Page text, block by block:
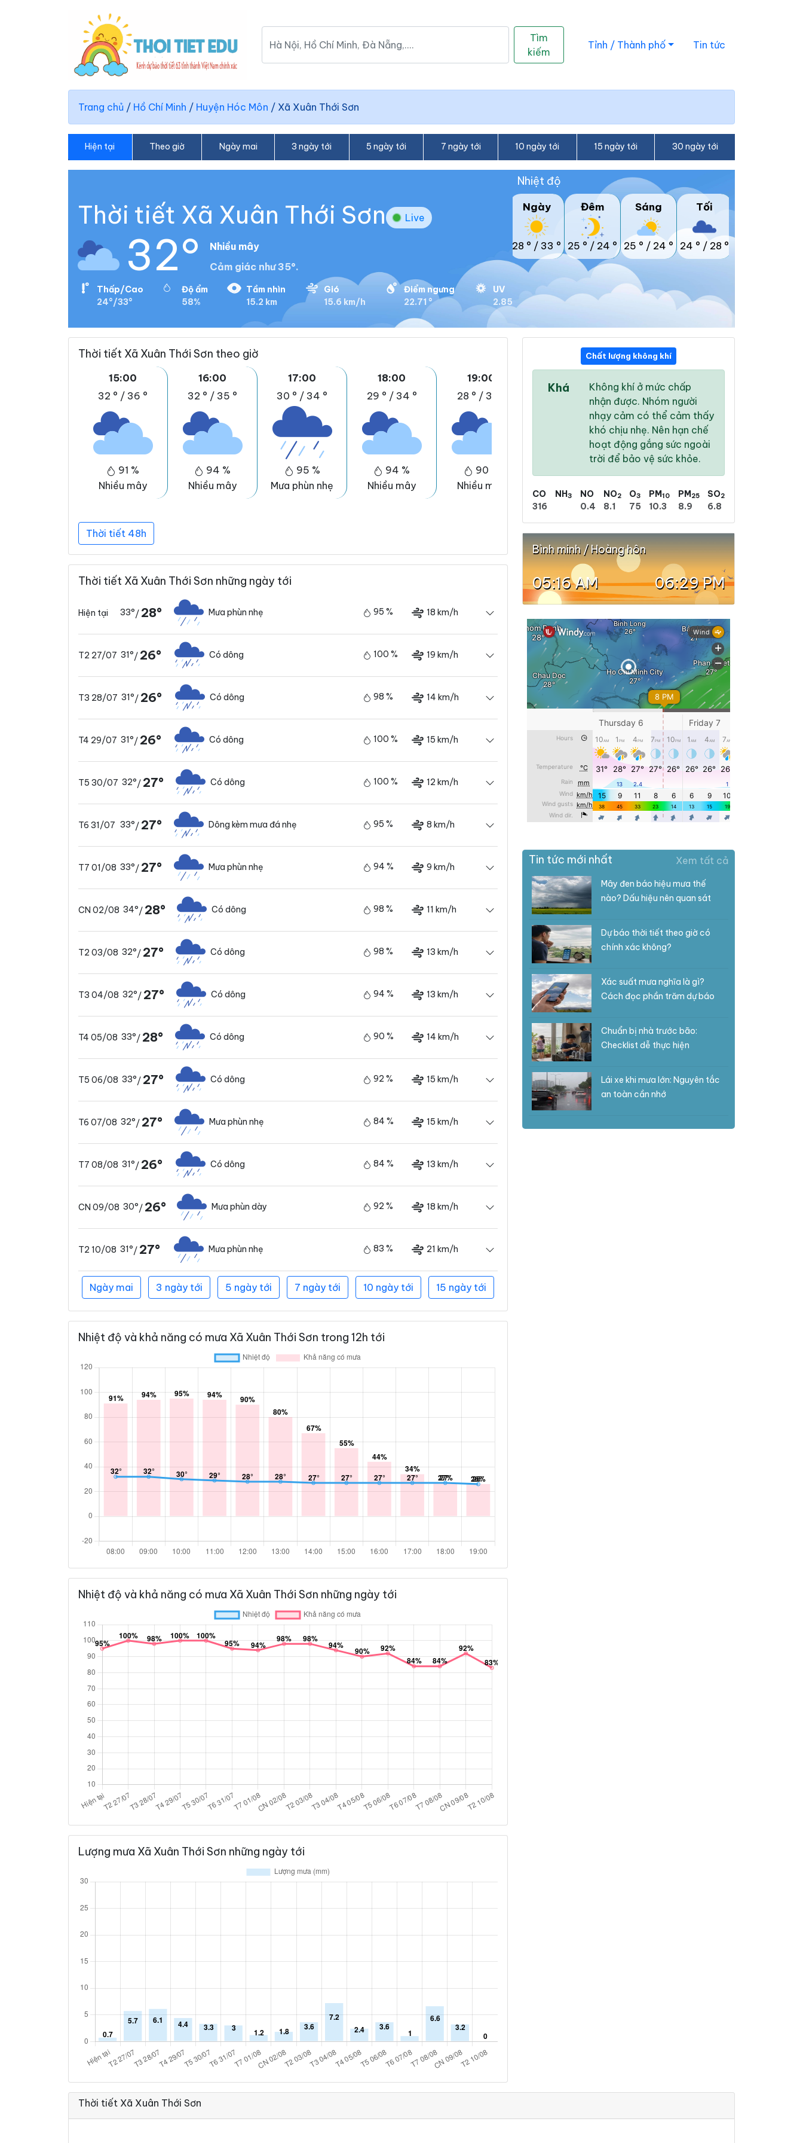
Tìm
kiếm
Tỉnh / Thành phố Tin tức
Trang chủ / Hồ Chí Minh / Huyện Hóc Môn / Xã Xuân Thới Sơn
Hiện tại Theo giờ Ngày mai 3 ngày tới 5 ngày tới 7 ngày tới 10 ngày tới 15 ngày tới 30 ngày tới
Thời tiết Xã Xuân Thới Sơn Live
32°
Nhiều mây
Cảm giác như 35°.
Thấp/Cao
24°/33°
Độ ẩm
58%
Tầm nhìn
15.2 km
Gió
15.6 km/h
Điểm ngưng
22.71 °
UV
2.85
Nhiệt độ
Ngày
28 ° / 33 °
Đêm
25 ° / 24 °
Sáng
25 ° / 24 °
Tối
24 ° / 28 °
Thời tiết Xã Xuân Thới Sơn theo giờ
15:00
32 ° / 36 °
91 %
Nhiều mây
16:00
32 ° / 35 °
94 %
Nhiều mây
17:00
30 ° / 34 °
95 %
Mưa phùn nhẹ
18:00
29 ° / 34 °
94 %
Nhiều mây
19:00
28 ° / 32 °
90 %
Nhiều mây
28 °/
27 ° /
Thời tiết 48h
Thời tiết Xã Xuân Thới Sơn những ngày tới
Hiện tại 33°/ 28° Mưa phùn nhẹ 95 % 18 km/h
T2 27/07 31°/ 26° Có dông 100 % 19 km/h
T3 28/07 31°/ 26° Có dông 98 % 14 km/h
T4 29/07 31°/ 26° Có dông 100 % 15 km/h
T5 30/07 32°/ 27° Có dông 100 % 12 km/h
T6 31/07 33°/ 27° Dông kèm mưa đá nhẹ 95 % 8 km/h
T7 01/08 33°/ 27° Mưa phùn nhẹ 94 % 9 km/h
CN 02/08 34°/ 28° Có dông 98 % 11 km/h
T2 03/08 32°/ 27° Có dông 98 % 13 km/h
T3 04/08 32°/ 27° Có dông 94 % 13 km/h
T4 05/08 33°/ 28° Có dông 90 % 14 km/h
T5 06/08 33°/ 27° Có dông 92 % 15 km/h
T6 07/08 32°/ 27° Mưa phùn nhẹ 84 % 15 km/h
T7 08/08 31°/ 26° Có dông 84 % 13 km/h
CN 09/08 30°/ 26° Mưa phùn dày 92 % 18 km/h
T2 10/08 31°/ 27° Mưa phùn nhẹ 83 % 21 km/h
Ngày mai 3 ngày tới 5 ngày tới 7 ngày tới 10 ngày tới 15 ngày tới
Nhiệt độ và khả năng có mưa Xã Xuân Thới Sơn trong 12h tới
Nhiệt độ và khả năng có mưa Xã Xuân Thới Sơn những ngày tới
Lượng mưa Xã Xuân Thới Sơn những ngày tới
Chất lượng không khí
Khá
Không khí ở mức chấp
nhận được. Nhóm người
nhạy cảm có thể cảm thấy
khó chịu nhẹ. Nên hạn chế
hoạt động gắng sức ngoài
trời để bảo vệ sức khỏe.
CO
316
NH3
NO
0.4
NO2
8.1
O3
75
PM10
10.3
PM25
8.9
SO2
6.8
Bình minh / Hoàng hôn
05:16 AM 06:29 PM
Tin tức mới nhất Xem tất cả
Mây đen báo hiệu mưa thế
nào? Dấu hiệu nên quan sát
Dự báo thời tiết theo giờ có
chính xác không?
Xác suất mưa nghĩa là gì?
Cách đọc phần trăm dự báo
Chuẩn bị nhà trước bão:
Checklist dễ thực hiện
Lái xe khi mưa lớn: Nguyên tắc
an toàn cần nhớ
Thời tiết Xã Xuân Thới Sơn